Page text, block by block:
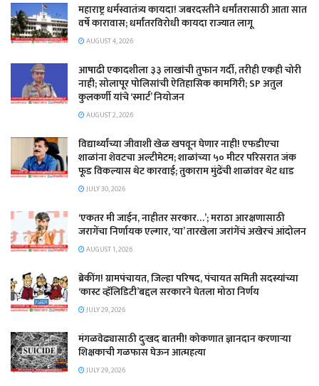
महाराष्ट्र धर्मस्वातंत्र्य कायदा! जबरदस्तीने धर्मांतरासाठी आता सात
वर्षे कारावास; धर्मांतरविरोधी कायदा राज्यात लागू
AUGUST 4, 2026
आषाढी एकादशीला ३३ लाखांची तुफान गर्दी, तरीही एकही चोरी
नाही; सोलापूर पोलिसांची ऐतिहासिक कामगिरी; SP अतुल
कुलकर्णी यांचे ‘स्मार्ट’ नियोजन
AUGUST 2, 2026
विद्यार्थ्यांच्या जीवाशी खेळ खपवून घेणार नाही! एफडीएचा
शाळांना शेवटचा अल्टीमेटम; शाळांच्या ५० मीटर परिसरात जंक
फूड विकल्यास थेट कारवाई; तुकाराम मुंढेंची शाळांवर थेट धाड
JULY 30, 2026
‘एकतर मी जाईन, नाहीतर सरकार…’; मराठा आरक्षणासाठी
जरागेंचा निर्णायक एल्गार, ‘या’ तारखेला जरांगेंचं अखेरचं आंदोलन
AUGUST 1, 2026
ब्रेकींग! ग्रामपंचायत, जिल्हा परिषद, पंचायत समिती सदस्यांच्या
‘कास्ट व्हॅलिडिटी’बद्दल सरकारने घेतला मोठा निर्णय
JULY 29, 2026
मंगळवेढ्यासाठी दुःखद बातमी! कोकणात ज्ञानदान करणाऱ्या
शिक्षकाची गळफास घेऊन आत्महत्या
JULY 29, 2026